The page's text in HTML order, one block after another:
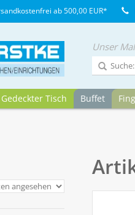
ab 500,00 EUR*
Unser
Gedeckter Tisch Buffet